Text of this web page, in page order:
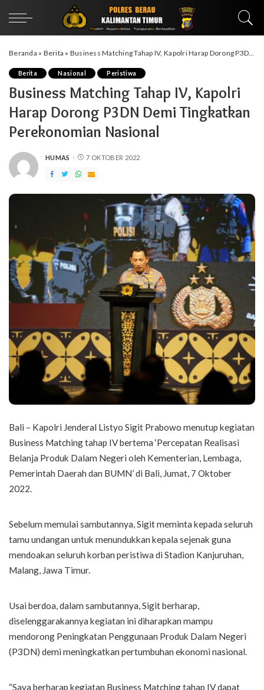
Beranda » Berita » Business Matching Tahap IV, Kapolri Harap Dorong P3DN Demi Tingkatkan Perekonomian Nasional
Berita Nasional Peristiwa
Business Matching Tahap IV, Kapolri
Harap Dorong P3DN Demi Tingkatkan
Perekonomian Nasional
POSTED
HUMAS 7 OKTOBER 2022
Bali – Kapolri Jenderal Listyo Sigit Prabowo menutup kegiatan
Business Matching tahap IV bertema ‘Percepatan Realisasi
Belanja Produk Dalam Negeri oleh Kementerian, Lembaga,
Pemerintah Daerah dan BUMN’ di Bali, Jumat, 7 Oktober
2022.
Sebelum memulai sambutannya, Sigit meminta kepada seluruh
tamu undangan untuk menundukkan kepala sejenak guna
mendoakan seluruh korban peristiwa di Stadion Kanjuruhan,
Malang, Jawa Timur.
Usai berdoa, dalam sambutannya, Sigit berharap,
diselenggarakannya kegiatan ini diharapkan mampu
mendorong Peningkatan Penggunaan Produk Dalam Negeri
(P3DN) demi meningkatkan pertumbuhan ekonomi nasional.
“Saya berharap kegiatan Business Matching tahap IV dapat